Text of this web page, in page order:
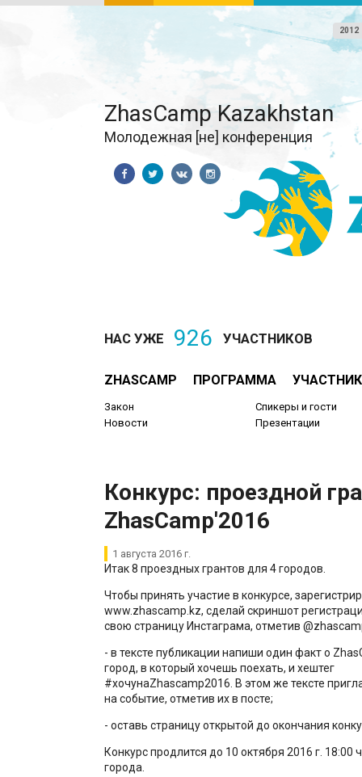
2012
ZhasCamp Kazakhstan
Молодежная [не] конференция
НАС УЖЕ 926 УЧАСТНИКОВ
ZHASCAMP ПРОГРАММА
Закон
Новости
Спикеры и гости
Презентации
Конкурс: проездной
ZhasCamp'2016
1 августа 2016 г.
Итак 8 проездных грантов для 4 городов.
Чтобы принять участие в конкурсе,
www.zhascamp.kz, сделай скриншот
свою страницу Инстаграма, отметив
- в тексте публикации напиши один факт о
город, в который хочешь поехать, и хештег
#хочунаZhascamp2016. В этом же тексте
на событие, отметив их в посте;
- оставь страницу открытой до окончания
Конкурс продлится до 10 октября 2016 г. 18:00
города.